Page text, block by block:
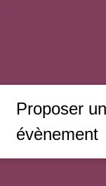
Proposer un
évènement